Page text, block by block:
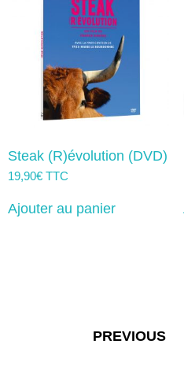
Steak (R)évolution (DVD)
19,90€ TTC
Ajouter au panier
Navigation
PREVIOUS